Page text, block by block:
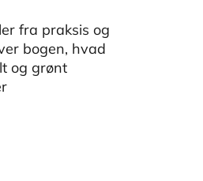
fra praksis og
bogen, hvad
og grønt